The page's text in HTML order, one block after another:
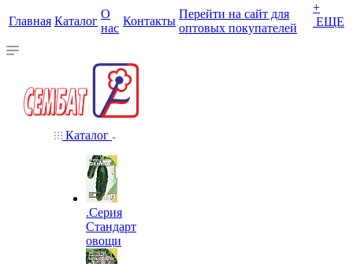
Главная Каталог
О
нас
Контакты
Перейти на сайт для
оптовых покупателей
+
ЕЩЕ
Каталог
.Серия
Стандарт
овощи